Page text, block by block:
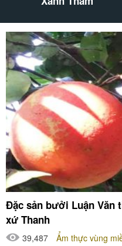
Đặc sản bưởi Luận Văn
xứ Thanh
39,487
Ẩm thực vùng